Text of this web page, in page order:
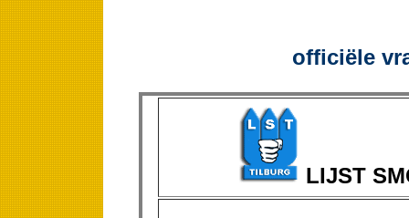
officiële
LIJST